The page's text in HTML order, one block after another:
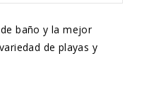
baño y la mejor
de playas y